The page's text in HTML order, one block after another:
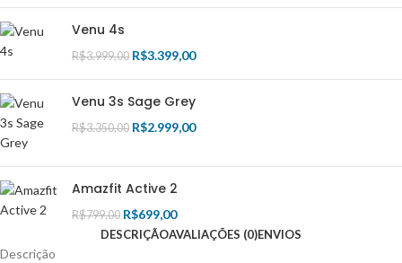
Venu 4s
R$3.999,00 R$3.399,00
Venu 3s Sage Grey
R$3.350,00 R$2.999,00
Amazfit Active 2
R$799,00 R$699,00
DESCRIÇÃOAVALIAÇÕES (0)ENVIOS
Descrição